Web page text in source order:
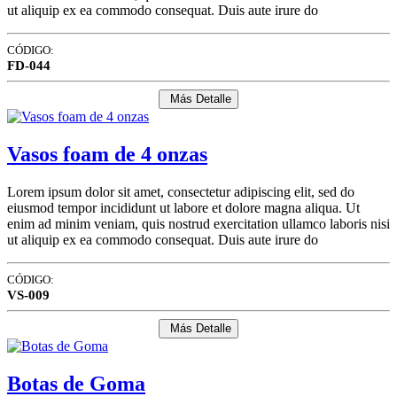
ut aliquip ex ea commodo consequat. Duis aute irure do
CÓDIGO:
FD-044
Más Detalle
Vasos foam de 4 onzas
Lorem ipsum dolor sit amet, consectetur adipiscing elit, sed do
eiusmod tempor incididunt ut labore et dolore magna aliqua. Ut
enim ad minim veniam, quis nostrud exercitation ullamco laboris nisi
ut aliquip ex ea commodo consequat. Duis aute irure do
CÓDIGO:
VS-009
Más Detalle
Botas de Goma